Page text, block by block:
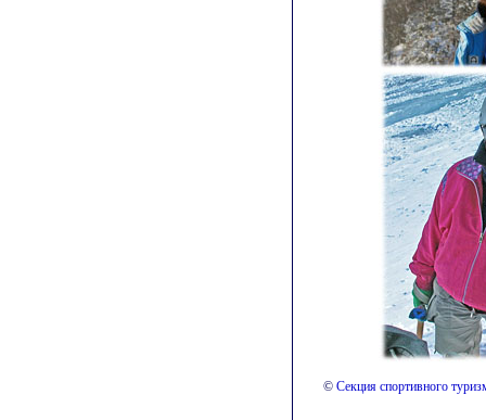
© Секция спортивного